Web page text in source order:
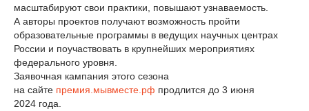
масштабируют свои практики, повышают узнаваемость.
А авторы проектов получают возможность пройти
образовательные программы в ведущих научных центрах
России и поучаствовать в крупнейших мероприятиях
федерального уровня.
Заявочная кампания этого сезона
на сайте премия.мывместе.рф продлится до 3 июня
2024 года.